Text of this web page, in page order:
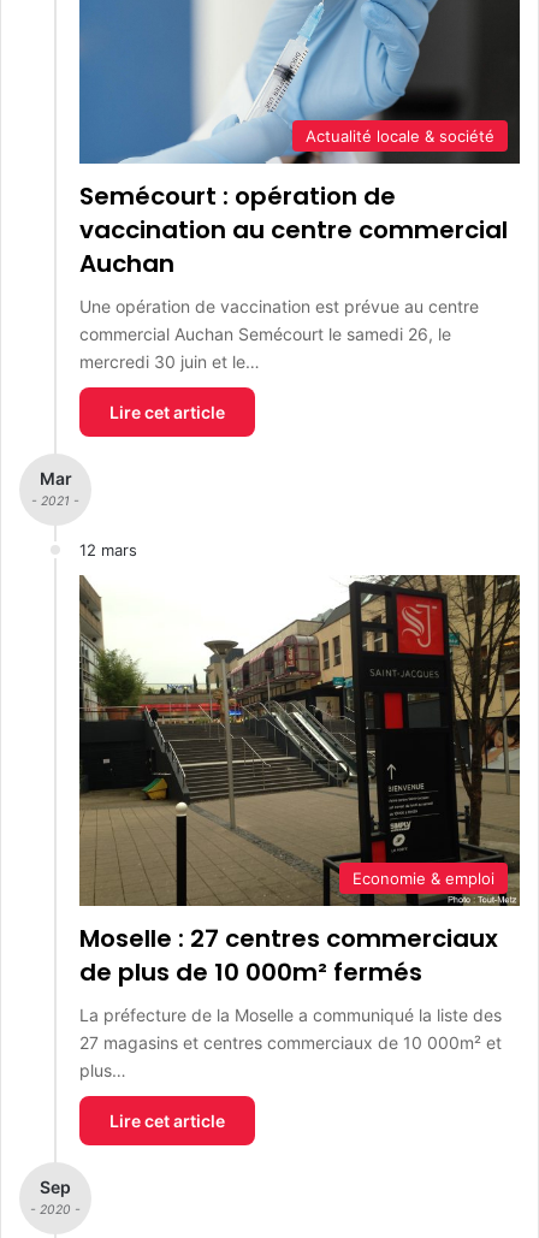
Actualité locale & société
Semécourt : opération de
vaccination au centre commercial
Auchan
Une opération de vaccination est prévue au centre
commercial Auchan Semécourt le samedi 26, le
mercredi 30 juin et le…
Lire cet article
Mar
- 2021 -
12 mars
Economie & emploi
Moselle : 27 centres commerciaux
de plus de 10 000m² fermés
La préfecture de la Moselle a communiqué la liste des
27 magasins et centres commerciaux de 10 000m² et
plus…
Lire cet article
Sep
- 2020 -